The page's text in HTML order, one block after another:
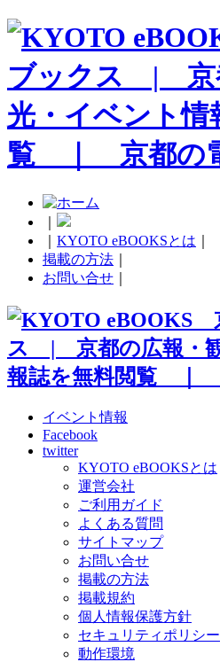
KYOTO eBOOKSとは
掲載の方法
お問い合せ
イベント情報
Facebook
twitter
KYOTO eBOOKSとは
運営会社
ご利用ガイド
よくある質問
サイトマップ
お問い合せ
掲載の方法
掲載規約
個人情報保護方針
セキュリティポリシー
動作環境